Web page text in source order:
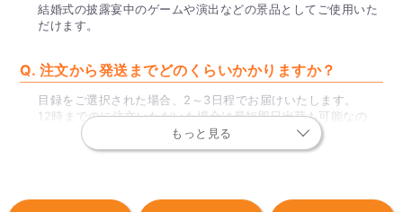
結婚式の披露宴中のゲームや演出などの景品としてご使用いた
だけます。
Q. 注文から発送までどのくらいかかりますか？
目録をご選択された場合、2～3日程でお届けいたします。
12時までのに注文いただいた場合は最短即日出荷も可能なの
で、お急ぎの場合はぜひご利用ください。
※一部地域、土日祝を除く。
もっと見る